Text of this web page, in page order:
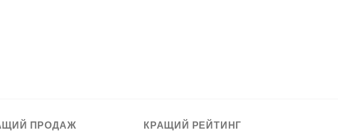
ПРОДАЖ КРАЩИЙ РЕЙТИНГ